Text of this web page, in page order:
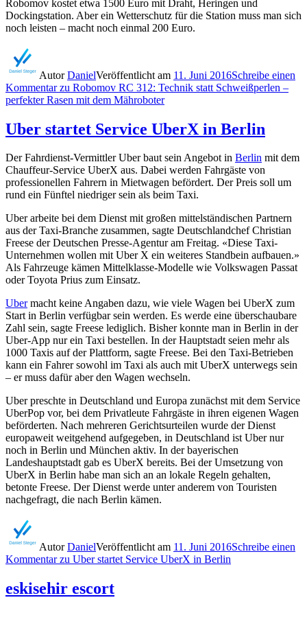
Robomov kostet etwa 1500 Euro mit Draht, Heringen und
Dockingstation. Aber ein Wetterschutz für die Station muss man sich
noch leisten – macht noch einmal 200 Euro.
AutorDanielVeröffentlicht am 11. Juni 2016Schreibe einen
Kommentarzu Robomov RC 312: Technik statt Schweißperlen –
perfekter Rasen mit dem Mähroboter
Uber startet Service UberX in Berlin
Der Fahrdienst-Vermittler Uber baut sein Angebot in Berlin mit dem
Chauffeur-Service UberX aus. Dabei werden Fahrgäste von
professionellen Fahrern in Mietwagen befördert. Der Preis soll um
rund ein Fünftel niedriger sein als beim Taxi.
Uber arbeite bei dem Dienst mit großen mittelständischen Partnern
aus der Taxi-Branche zusammen, sagte Deutschlandchef Christian
Freese der Deutschen Presse-Agentur am Freitag. «Diese Taxi-
Unternehmen wollen mit Uber X ein weiteres Standbein aufbauen.»
Als Fahrzeuge kämen Mittelklasse-Modelle wie Volkswagen Passat
oder Toyota Prius zum Einsatz.
Ubermacht keine Angaben dazu, wie viele Wagen bei UberX zum
Start in Berlin verfügbar sein werden. Es werde eine überschaubare
Zahl sein, sagte Freese lediglich. Bisher konnte man in Berlin in der
Uber-App nur ein Taxi bestellen. In der Hauptstadt seien mehr als
1000 Taxis auf der Plattform, sagte Freese. Bei den Taxi-Betrieben
kann ein Fahrer sowohl im Taxi als auch mit UberX unterwegs sein
– er muss dafür aber den Wagen wechseln.
Uber preschte in Deutschland und Europa zunächst mit dem Service
UberPop vor, bei dem Privatleute Fahrgäste in ihren eigenen Wagen
beförderten. Nach mehreren Gerichtsurteilen wurde der Dienst
europaweit weitgehend aufgegeben, in Deutschland ist Uber nur
noch in Berlin und München aktiv. In der bayerischen
Landeshauptstadt gab es UberX bereits. Bei der Umsetzung von
UberX in Berlin habe man sich an an lokale Regeln gehalten,
betonte Freese. Der Dienst werde unter anderem von Touristen
nachgefragt, die nach Berlin kämen.
AutorDanielVeröffentlicht am 11. Juni 2016Schreibe einen
Kommentarzu Uber startet Service UberX in Berlin
eskisehir escort